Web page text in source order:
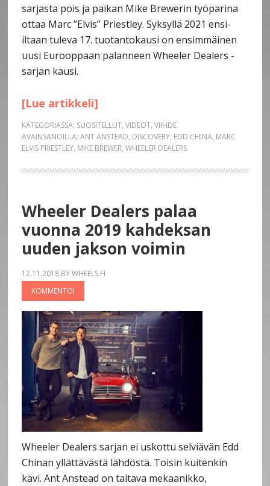
sarjasta pois ja paikan Mike Brewerin työparina
ottaa Marc ”Elvis” Priestley. Syksyllä 2021 ensi-
iltaan tuleva 17. tuotantokausi on ensimmäinen
uusi Eurooppaan palanneen Wheeler Dealers -
sarjan kausi.
[Lue artikkeli]
KATEGORIASSA: SUOSITELLUT, VIDEOT, VIIHDE
AVAINSANOILLA: ANT ANSTEAD, DISCOVERY, EDD CHINA, MARC
ELVIS PRIESTLEY, MIKE BREWER, WHEELER DEALERS
Wheeler Dealers palaa
vuonna 2019 kahdeksan
uuden jakson voimin
12.11.2018BYWHEELS.FI
KOMMENTOI
Wheeler Dealers sarjan ei uskottu selviävän Edd
Chinan yllättävästä lähdöstä. Toisin kuitenkin
kävi. Ant Anstead on taitava mekaanikko,